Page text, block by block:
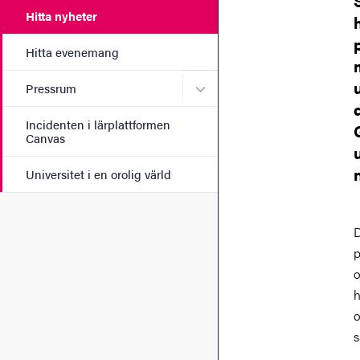
Hitta nyheter
Hitta evenemang
Pressrum Undermeny för Pressrum
Incidenten i lärplattformen
Canvas
Universitet i en orolig värld